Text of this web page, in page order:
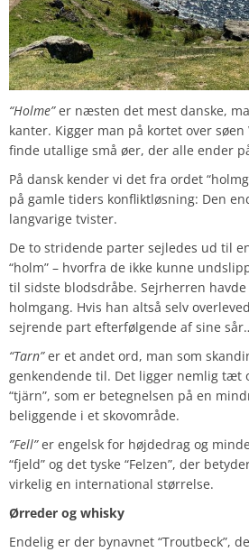
“Holme”er næsten det mest danske,
kanter. Kigger man på kortet over
finde utallige små øer, der alle ender
På dansk kender vi det fra ordet
på gamle tiders konfliktløsning: Den
langvarige tvister.
De to stridende parter sejledes ud til
“holm” – hvorfra de ikke kunne
til sidste blodsdråbe. Sejrherren
holmgang. Hvis han altså selv
sejrende part efterfølgende af sine
“Tarn”er et andet ord, man som
genkendende til. Det ligger nemlig tæt
“tjärn”, som er betegnelsen på en
beliggende i et skovområde.
”Fell”er engelsk for højdedrag og
“fjeld” og det tyske “Felzen”, der
virkelig en international størrelse.
Ørreder og whisky
Endelig er der bynavnet “Troutbeck”,